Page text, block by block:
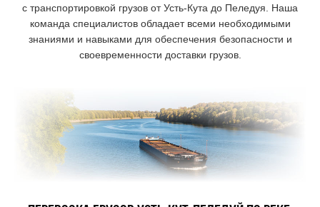
с транспортировкой грузов от Усть-Кута до Пеледуя. Наша
команда специалистов обладает всеми необходимыми
знаниями и навыками для обеспечения безопасности и
своевременности доставки грузов.